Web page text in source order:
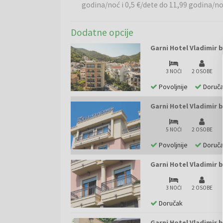
bogatoj istoriji i živom noćnom životu. Grad se
istorije i uživanje u raznovrsnoj gastronomiji i zabavi.
godina/noć i 0,5 €/dete do 11,99 godina/
Dodatne opcije
Garni Hotel Vladimir
3 NOĆI 2 OSOBE
Povoljnije Doručak
Garni Hotel Vladimir
5 NOĆI 2 OSOBE
Povoljnije Doručak
Garni Hotel Vladimir
3 NOĆI 2 OSOBE
Doručak